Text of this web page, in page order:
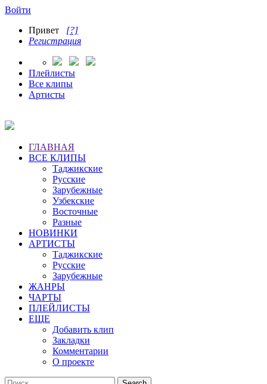
Войти
Привет [?]
Регистрация
Плейлисты
Все клипы
Артисты
ГЛАВНАЯ
ВСЕ КЛИПЫ
Таджикские
Русские
Зарубежные
Узбекские
Восточные
Разные
НОВИНКИ
АРТИСТЫ
Таджикские
Русские
Зарубежные
ЖАНРЫ
ЧАРТЫ
ПЛЕЙЛИСТЫ
ЕЩЕ
Добавить клип
Закладки
Комментарии
О проекте